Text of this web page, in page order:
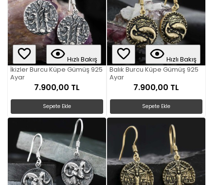
Hızlı Bakış
İkizler Burcu Küpe Gümüş 925
Ayar
7.900,00 TL
Sepete Ekle
Hızlı Bakış
Balık Burcu Küpe Gümüş 925
Ayar
7.900,00 TL
Sepete Ekle